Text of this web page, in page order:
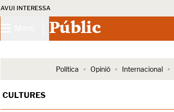
AVUI INTERESSA
Públic
Política Opinió Internacional
CULTURES